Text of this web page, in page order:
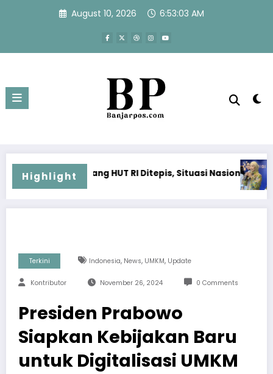
August 10, 2026 6:53:03 AM
Highlight
HUT RI Ditepis, Situasi Nasional Dipastikan Kondusif
HUT RI ke-81 Harus
Terkini Indonesia, News, UMKM, Update
Kontributor November 26, 2024 0 Comments
Presiden Prabowo
Siapkan Kebijakan Baru
untuk Digitalisasi UMKM